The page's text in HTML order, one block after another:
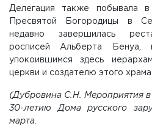
Делегация также побывала
Пресвятой Богородицы в
недавно завершилась
росписей Альберта Бенуа,
упокоившимся здесь
церкви и создателю этого
(Дубровина С.Н. Мероприятия
30-летию Дома русского
марта.